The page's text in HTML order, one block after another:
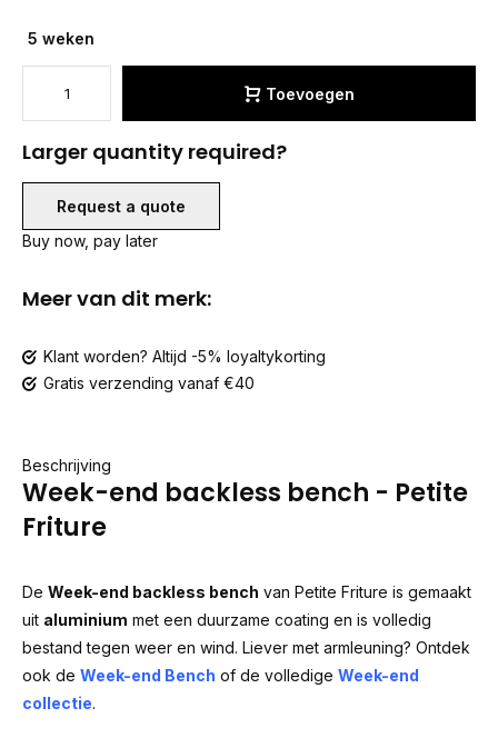
5 weken
Toevoegen
Larger quantity required?
Request a quote
Buy now, pay later
Meer van dit merk:
Klant worden? Altijd -5% loyaltykorting
Gratis verzending vanaf €40
Beschrijving
Week-end backless bench - Petite
Friture
De Week-end backless bench van Petite Friture is gemaakt
uit aluminium met een duurzame coating en is volledig
bestandtegen weer en wind. Liever met armleuning? Ontdek
ook de Week-end Bench of de volledige Week-end
collectie.